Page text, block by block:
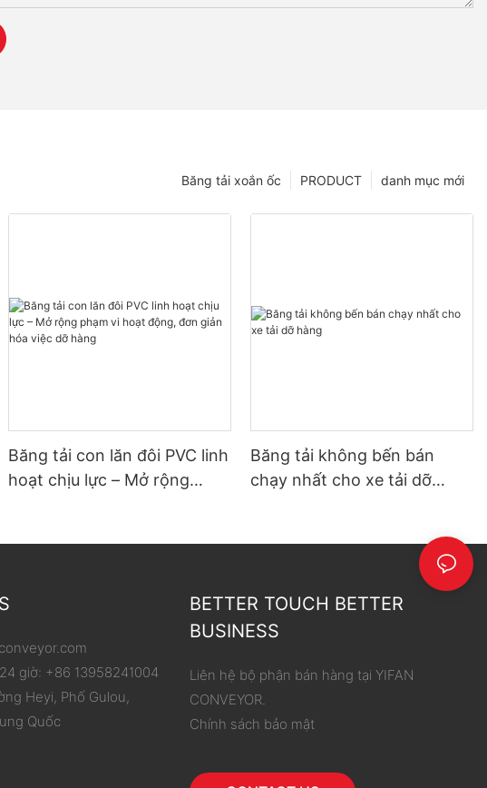
danh mục mới
PRODUCT
Băng tải xoắn ốc
Băng tải con lăn đôi PVC linh
hoạt chịu lực – Mở rộng
Băng tải không bến bán
chạy nhất cho xe tải dỡ
giờ: +86 13958241004
Heyi, Phố Gulou,
Quốc
BETTER TOUCH BETTER
BUSINESS
Liên hệ bộ phận bán hàng tại YIFAN
CONVEYOR.
Chính sách bảo mật